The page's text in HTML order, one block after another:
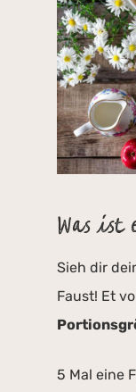
Was ist
Sieh dir
Faust! Et
5 Mal eine